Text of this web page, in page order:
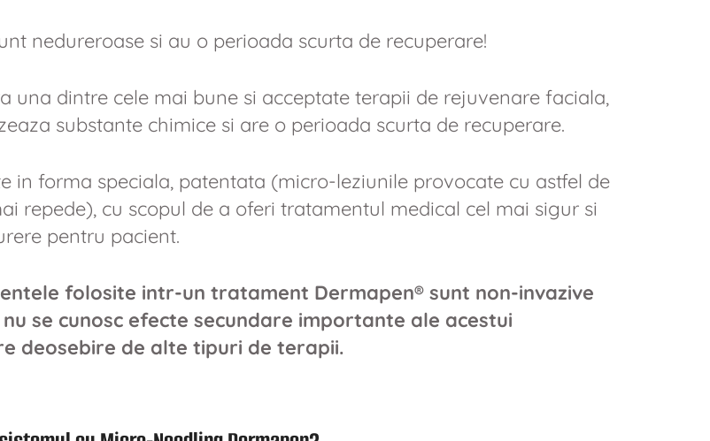
nedureroase si au o perioada scurta de recuperare!
una dintre cele mai bune si acceptate terapii de rejuvenare faciala,
substante chimice si are o perioada scurta de recuperare.
in forma speciala, patentata (micro-leziunile provocate cu astfel de
repede), cu scopul de a oferi tratamentul medical cel mai sigur si
pentru pacient.
folosite intr-un tratament Dermapen® sunt non-invazive
se cunosc efecte secundare importante ale acestui
deosebire de alte tipuri de terapii.